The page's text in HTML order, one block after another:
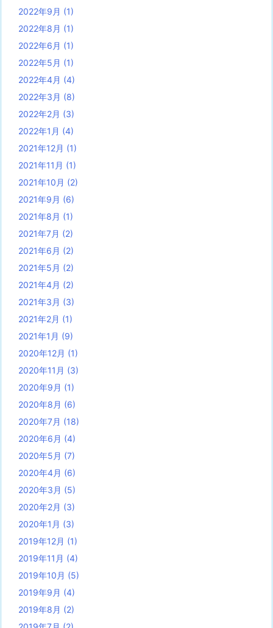
2022年9月 (1)
2022年8月 (1)
2022年6月 (1)
2022年5月 (1)
2022年4月 (4)
2022年3月 (8)
2022年2月 (3)
2022年1月 (4)
2021年12月 (1)
2021年11月 (1)
2021年10月 (2)
2021年9月 (6)
2021年8月 (1)
2021年7月 (2)
2021年6月 (2)
2021年5月 (2)
2021年4月 (2)
2021年3月 (3)
2021年2月 (1)
2021年1月 (9)
2020年12月 (1)
2020年11月 (3)
2020年9月 (1)
2020年8月 (6)
2020年7月 (18)
2020年6月 (4)
2020年5月 (7)
2020年4月 (6)
2020年3月 (5)
2020年2月 (3)
2020年1月 (3)
2019年12月 (1)
2019年11月 (4)
2019年10月 (5)
2019年9月 (4)
2019年8月 (2)